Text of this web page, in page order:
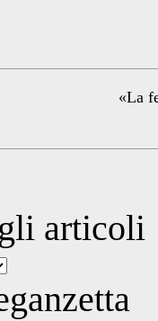
«La
articoli